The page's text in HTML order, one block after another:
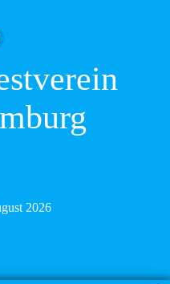
2026